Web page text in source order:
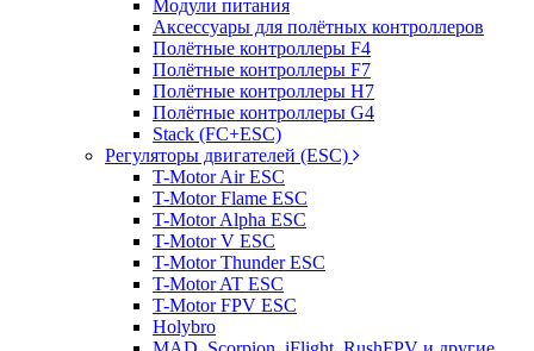
Модули питания
Аксессуары для полётных контроллеров
Полётные контроллеры F4
Полётные контроллеры F7
Полётные контроллеры H7
Полётные контроллеры G4
Stack (FC+ESC)
Регуляторы двигателей (ESC)
T-Motor Air ESC
T-Motor Flame ESC
T-Motor Alpha ESC
T-Motor V ESC
T-Motor Thunder ESC
T-Motor AT ESC
T-Motor FPV ESC
Holybro